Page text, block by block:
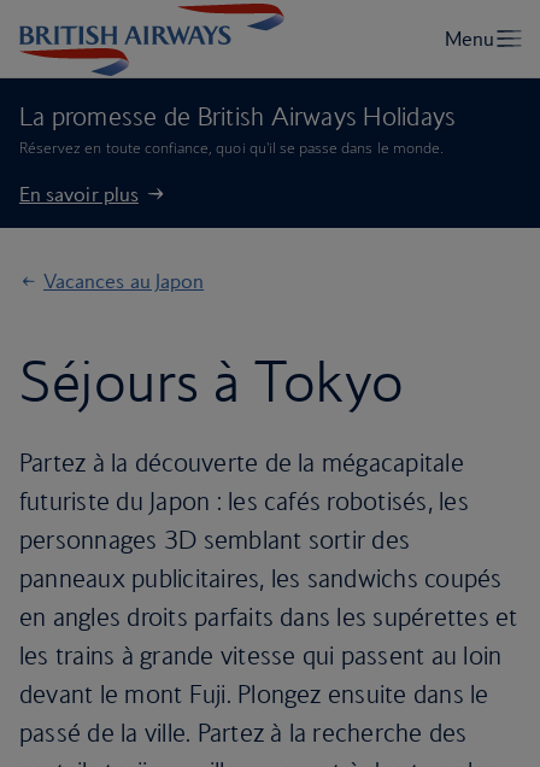
La promesse de British Airways Holidays
Réservez en toute confiance, quoi qu'il se passe dans le monde.
En savoir plus
Vacances au Japon
Séjours à Tokyo
Partez à la découverte de la mégacapitale
futuriste du Japon : les cafés robotisés, les
personnages 3D semblant sortir des
panneaux publicitaires, les sandwichs coupés
en angles droits parfaits dans les supérettes et
les trains à grande vitesse qui passent au loin
devant le mont Fuji. Plongez ensuite dans le
passé de la ville. Partez à la recherche des